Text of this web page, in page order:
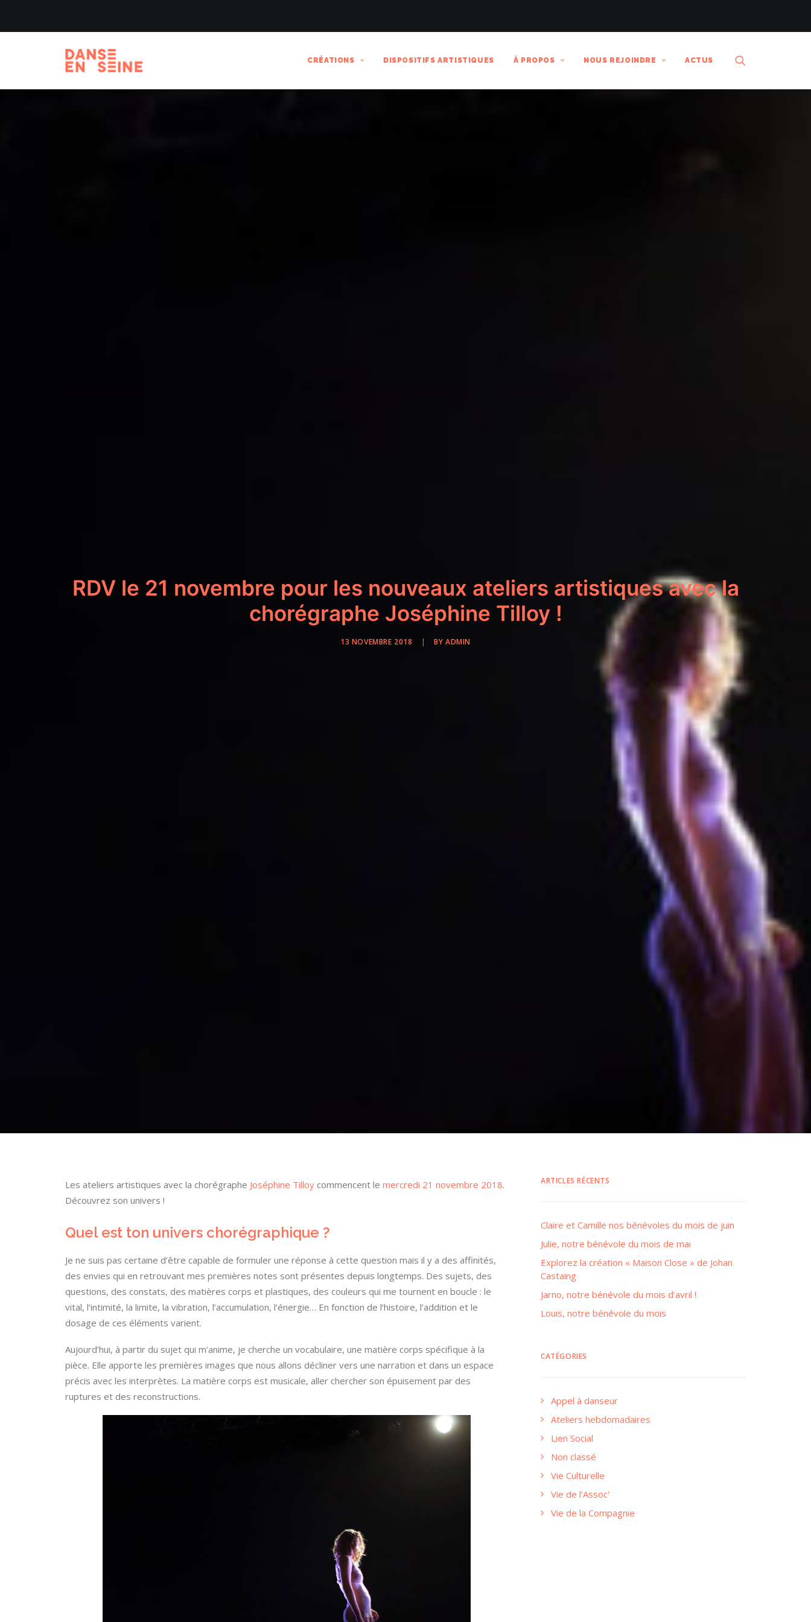
CRÉATIONS DISPOSITIFS ARTISTIQUES À PROPOS NOUS REJOINDRE ACTUS
RDV le 21 novembre pour les nouveaux ateliers artistiques avec la
chorégraphe Joséphine Tilloy !
13 NOVEMBRE 2018 | BYADMIN
Les ateliers artistiques avec la chorégraphe Joséphine Tilloy commencent le mercredi 21 novembre 2018.
Découvrez son univers !
Quel est ton univers chorégraphique ?
Je ne suis pas certaine d’être capable de formuler une réponse à cette question mais il y a des affinités,
des envies qui en retrouvant mes premières notes sont présentes depuis longtemps. Des sujets, des
questions, des constats, des matières corps et plastiques, des couleurs qui me tournent en boucle : le
vital, l’intimité, la limite, la vibration, l’accumulation, l’énergie… En fonction de l’histoire, l’addition et le
dosage de ces éléments varient.
Aujourd’hui, à partir du sujet qui m’anime, je cherche un vocabulaire, une matière corps spécifique à la
pièce. Elle apporte les premières images que nous allons décliner vers une narration et dans un espace
précis avec les interprètes. La matière corps est musicale, aller chercher son épuisement par des
ruptures et des reconstructions.
ARTICLES RÉCENTS
Claire et Camille nos bénévoles du mois de juin
Julie, notre bénévole du mois de mai
Explorez la création « Maison Close » de Johan
Castaing
Jarno, notre bénévole du mois d’avril !
Louis, notre bénévole du mois
CATÉGORIES
Appel à danseur
Ateliers hebdomadaires
Lien Social
Non classé
Vie Culturelle
Vie de l'Assoc'
Vie de la Compagnie